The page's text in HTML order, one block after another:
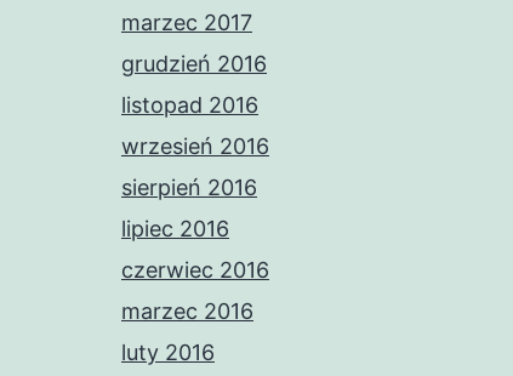
marzec 2017
grudzień 2016
listopad 2016
wrzesień 2016
sierpień 2016
lipiec 2016
czerwiec 2016
marzec 2016
luty 2016